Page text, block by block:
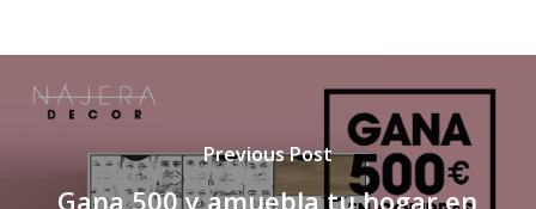
Previous Post
Gana 500 y amuebla tu hogar en